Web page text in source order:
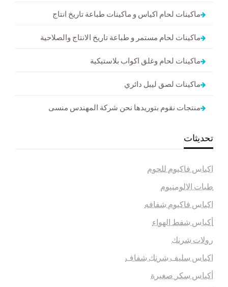
ماكينات لحام اكياس و ماكينات طباعة تاريخ انتاج
ماكينات لحام مستمر و طباعة تاريخ الانتاج والصلاحية
ماكينات لحام وغلق اكواب بلاستيكية
ماكينات لصق ليبل دائري
منتجات نقوم بتوريدها نحن شركة المهندس منسى
تحديثات
اكياس فاكيوم للحوم
طبات الالومنيوم
اكياس فاكيوم شفافه
أكياس شفط الهواء
رولات شرنك
اكياس سليف شرنك شفاف
أكياس سكر صغيرة